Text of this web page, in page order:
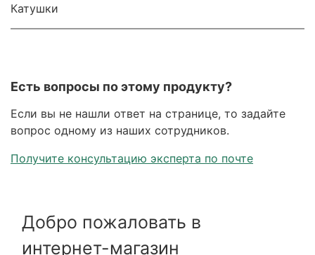
Катушки
Есть вопросы по этому продукту?
Если вы не нашли ответ на странице, то задайте
вопрос одному из наших сотрудников.
Получите консультацию эксперта по почте
Добро пожаловать в
интернет-магазин